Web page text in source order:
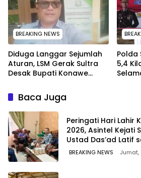
BREAKING NEWS
Diduga Langgar Sejumlah
Aturan, LSM Gerak Sultra
Desak Bupati Konawe
Toronipa
Polda
5,4
Baca Juga
Peringati Hari Lahir
2026, Asintel Kejati
Ustad Das’ad Latif
Run
BREAKING NEWS Jumat,